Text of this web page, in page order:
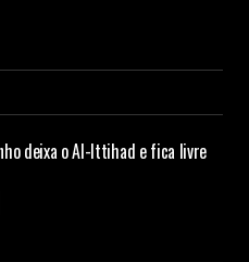
deixa o Al-Ittihad e fica livre